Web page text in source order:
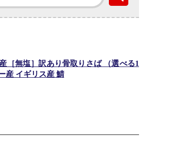
［無塩］訳あり骨取りさば （選べる1
産 イギリス産 鯖